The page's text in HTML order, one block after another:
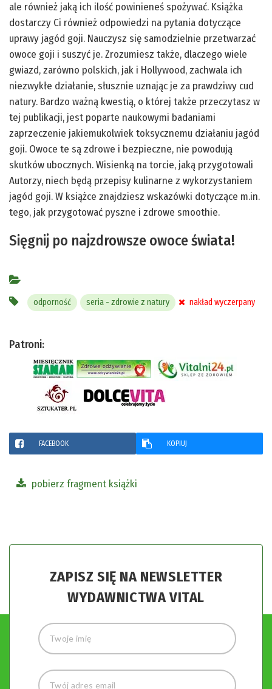
ale również jaką ich ilość powinieneś spożywać. Książka
dostarczy Ci również odpowiedzi na pytania dotyczące
uprawy jagód goji. Nauczysz się samodzielnie przetwarzać
owoce goji i suszyć je. Zrozumiesz także, dlaczego wiele
gwiazd, zarówno polskich, jak i Hollywood, zachwala ich
niezwykłe działanie, słusznie uznając je za prawdziwy cud
natury. Bardzo ważną kwestią, o której także przeczytasz w
tej publikacji, jest poparte naukowymi badaniami
zaprzeczenie jakiemukolwiek toksycznemu działaniu jagód
goji. Owoce te są zdrowe i bezpieczne, nie powodują
skutków ubocznych. Wisienką na torcie, jaką przygotowali
Autorzy, niech będą przepisy kulinarne z wykorzystaniem
jagód goji. W książce znajdziesz wskazówki dotyczące m.in.
tego, jak przygotować pyszne i zdrowe smoothie.
Sięgnij po najzdrowsze owoce świata!
odporność seria - zdrowie z natury nakład wyczerpany
Patroni:
FACEBOOK KOPIUJ
pobierz fragment książki
ZAPISZ SIĘ NA NEWSLETTER
WYDAWNICTWA VITAL